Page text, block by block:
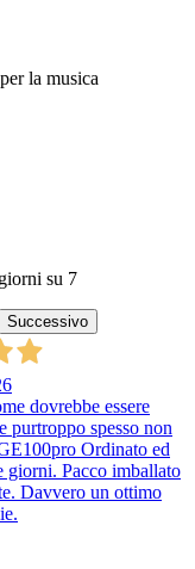
la musica
su 7
Successivo
dovrebbe essere
purtroppo spesso non
Ordinato ed
giorni. Pacco imballato
Davvero un ottimo